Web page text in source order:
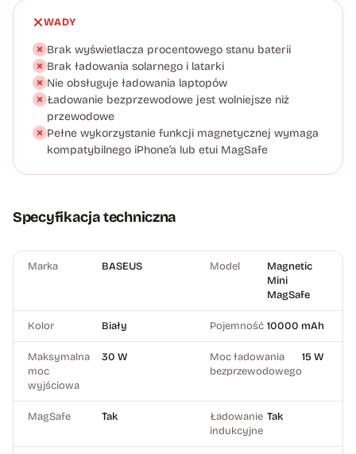
WADY
Brak wyświetlacza procentowego stanu baterii
Brak ładowania solarnego i latarki
Nie obsługuje ładowania laptopów
Ładowanie bezprzewodowe jest wolniejsze niż
przewodowe
Pełne wykorzystanie funkcji magnetycznej wymaga
kompatybilnego iPhone’a lub etui MagSafe
Specyfikacja techniczna
Marka BASEUS Model
Magnetic
Mini
MagSafe
Kolor Biały Pojemność 10000 mAh
Maksymalna
moc
wyjściowa
30 W
Moc ładowania
bezprzewodowego
15 W
MagSafe Tak
Ładowanie
indukcyjne
Tak